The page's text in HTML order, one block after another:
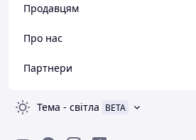
Продавцям
Про нас
Партнери
Тема - світла BETA